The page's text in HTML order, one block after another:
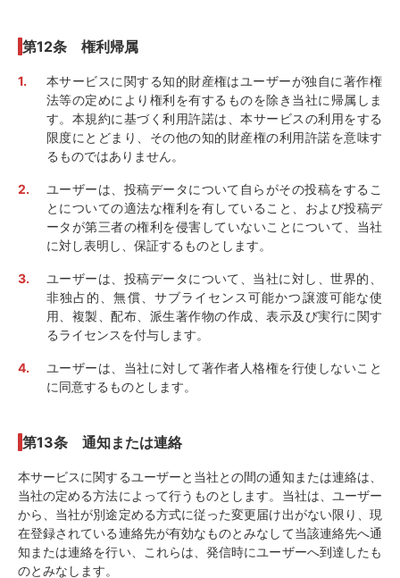
第12条 権利帰属
本サービスに関する知的財産権はユーザーが独自に著作権
法等の定めにより権利を有するものを除き当社に帰属しま
す。本規約に基づく利用許諾は、本サービスの利用をする
限度にとどまり、その他の知的財産権の利用許諾を意味す
るものではありません。
ユーザーは、投稿データについて自らがその投稿をするこ
とについての適法な権利を有していること、および投稿デ
ータが第三者の権利を侵害していないことについて、当社
に対し表明し、保証するものとします。
ユーザーは、投稿データについて、当社に対し、世界的、
非独占的、無償、サブライセンス可能かつ譲渡可能な使
用、複製、配布、派生著作物の作成、表示及び実行に関す
るライセンスを付与します。
ユーザーは、当社に対して著作者人格権を行使しないこと
に同意するものとします。
第13条 通知または連絡
本サービスに関するユーザーと当社との間の通知または連絡は、
当社の定める方法によって行うものとします。当社は、ユーザー
から、当社が別途定める方式に従った変更届け出がない限り、現
在登録されている連絡先が有効なものとみなして当該連絡先へ通
知または連絡を行い、これらは、発信時にユーザーへ到達したも
のとみなします。